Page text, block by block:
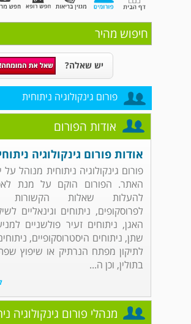
חיפוש מהיר
יש שאלה?
פורום גינקולוגיה ניתוחית
אודות הפורום
אודות פורום גינקולוגיה
פורום גינקולוגיה ניתוחית מנוהל
האתר. הפורום הוקם על מנת
להעלות שאלות הקשורות
לפרוסקופים, ניתוחים וגינאליים
האגן, ניתוחים זעיר פולשניים
שתן, ניתוחים היסטרוסקופיים,
לתיקון מפתח הנרתיק או שיפוץ
בתולין, וכן ה...
מנהלי פורום גינקולוגיה